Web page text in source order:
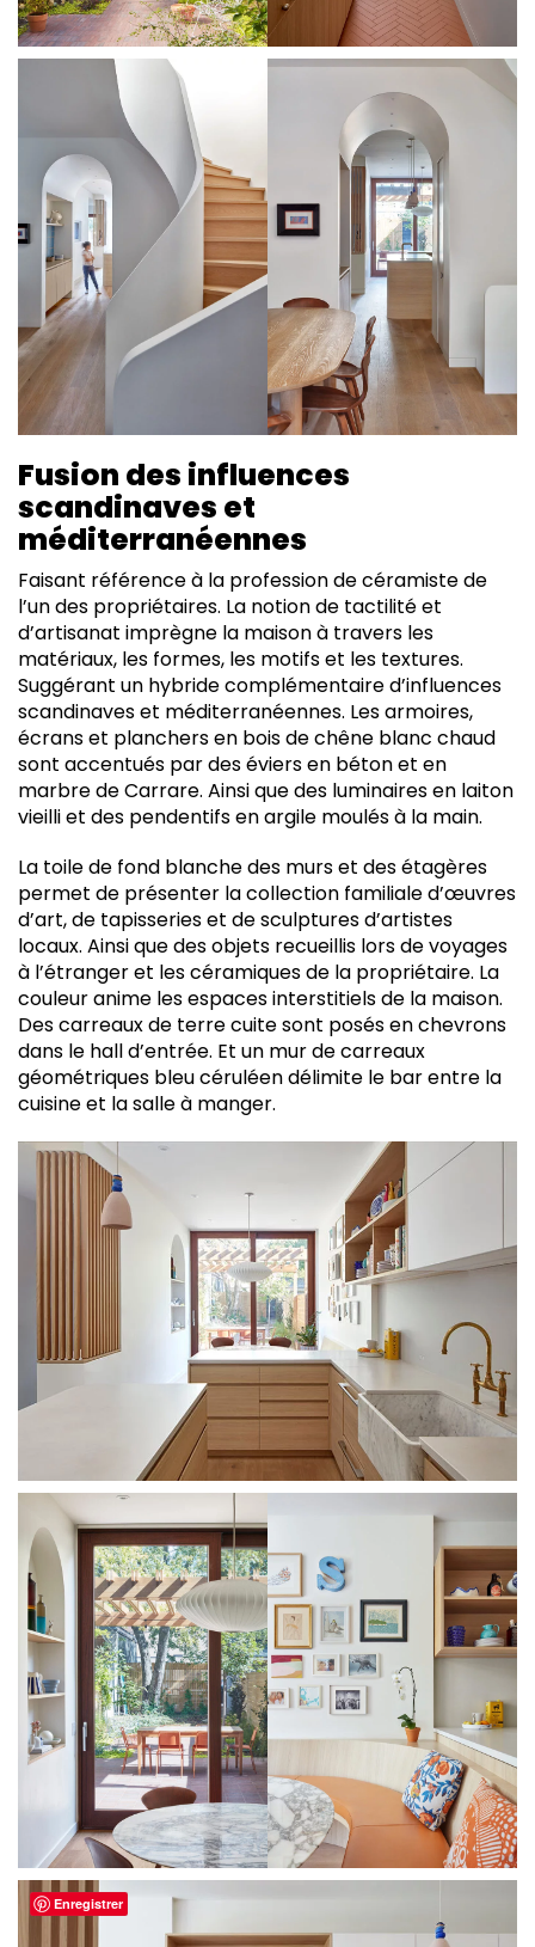
Fusion des influences
scandinaves et
méditerranéennes
Faisant référence à la profession de céramiste de
l’un des propriétaires. La notion de tactilité et
d’artisanat imprègne la maison à travers les
matériaux, les formes, les motifs et les textures.
Suggérant un hybride complémentaire d’influences
scandinaves et méditerranéennes. Les armoires,
écrans et planchers en bois de chêne blanc chaud
sont accentués par des éviers en béton et en
marbre de Carrare. Ainsi que des luminaires en laiton
vieilli et des pendentifs en argile moulés à la main.
La toile de fond blanche des murs et des étagères
permet de présenter la collection familiale d’œuvres
d’art, de tapisseries et de sculptures d’artistes
locaux. Ainsi que des objets recueillis lors de voyages
à l’étranger et les céramiques de la propriétaire. La
couleur anime les espaces interstitiels de la maison.
Des carreaux de terre cuite sont posés en chevrons
dans le hall d’entrée. Et un mur de carreaux
géométriques bleu céruléen délimite le bar entre la
cuisine et la salle à manger.
Enregistrer